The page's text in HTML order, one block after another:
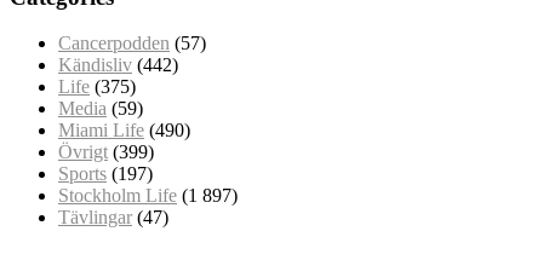
Cancerpodden (57)
Kändisliv (442)
Life (375)
Media (59)
Miami Life (490)
Övrigt (399)
Sports (197)
Stockholm Life (1 897)
Tävlingar (47)